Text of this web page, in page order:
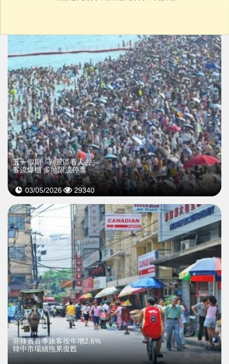
五一假期「到景區看人去」
客流爆棚 多地限流停票
03/05/2026 29340
菲律賓首季旅客按年增2.6%
韓中市場續拖累復甦